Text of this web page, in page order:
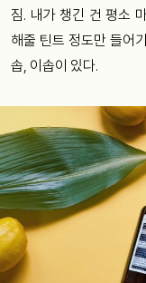
짐. 내가 챙긴 건 평소
해줄 틴트 정도만 들어
솝, 이솝이 있다.